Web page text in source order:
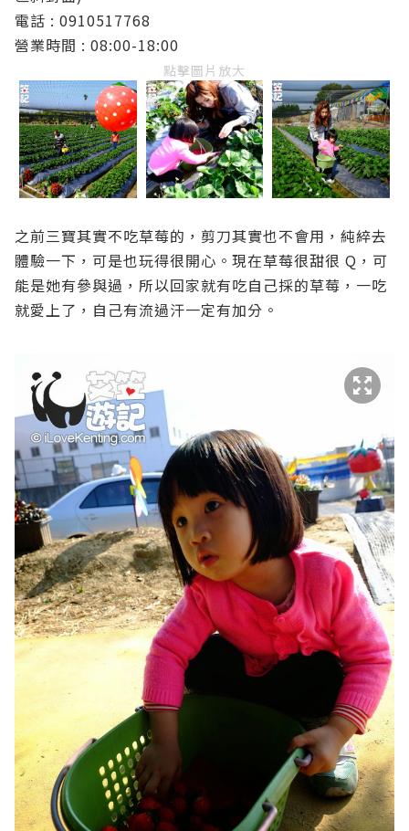
電話 : 0910517768
營業時間 : 08:00-18:00
點擊圖片放大
之前三寶其實不吃草莓的，剪刀其實也不會用，純綷去
體驗一下，可是也玩得很開心。現在草莓很甜很 Q，可
能是她有參與過，所以回家就有吃自己採的草莓，一吃
就愛上了，自己有流過汗一定有加分。